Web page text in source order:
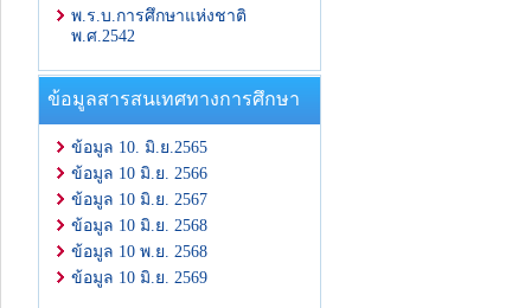
พ.ร.บ.การศึกษาแห่งชาติ
พ.ศ.2542
ข้อมูลสารสนเทศทางการศึกษา
ข้อมูล 10. มิ.ย.2565
ข้อมูล 10 มิ.ย. 2566
ข้อมูล 10 มิ.ย. 2567
ข้อมูล 10 มิ.ย. 2568
ข้อมูล 10 พ.ย. 2568
ข้อมูล 10 มิ.ย. 2569